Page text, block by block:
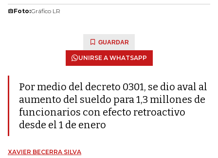
Foto:Gráfico LR
GUARDAR
UNIRSE A WHATSAPP
Por medio del decreto 0301, se dio aval al
aumento del sueldo para 1,3 millones de
funcionarios con efecto retroactivo
desde el 1 de enero
XAVIER BECERRA SILVA